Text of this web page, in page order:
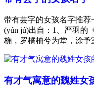
带有芸字的女孩名字推
(yún jú)出自：1、严羽
桷，罗橘柚兮为堂，涂
有才气寓意的魏姓女